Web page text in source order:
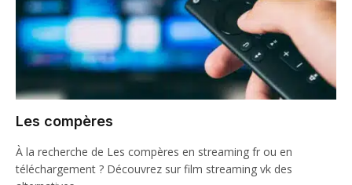
Les compères
À la recherche de Les compères en streaming fr ou en
téléchargement ? Découvrez sur film streaming vk des